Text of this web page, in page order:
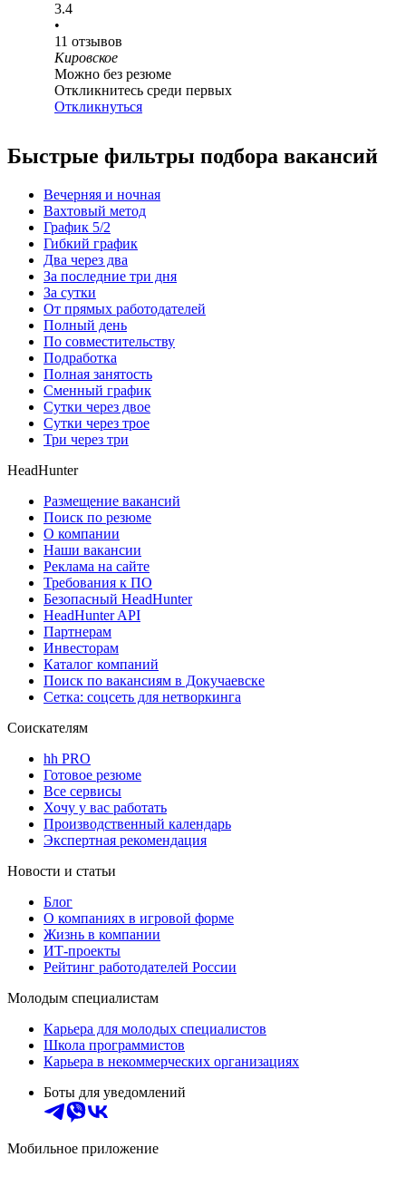
3.4
•
11 отзывов
Кировское
Можно без резюме
Откликнитесь среди первых
Откликнуться
Быстрые фильтры подбора вакансий
Вечерняя и ночная
Вахтовый метод
График 5/2
Гибкий график
Два через два
За последние три дня
За сутки
От прямых работодателей
Полный день
По совместительству
Подработка
Полная занятость
Сменный график
Сутки через двое
Сутки через трое
Три через три
HeadHunter
Размещение вакансий
Поиск по резюме
О компании
Наши вакансии
Реклама на сайте
Требования к ПО
Безопасный HeadHunter
HeadHunter API
Партнерам
Инвесторам
Каталог компаний
Поиск по вакансиям в Докучаевске
Сетка: соцсеть для нетворкинга
Соискателям
hh PRO
Готовое резюме
Все сервисы
Хочу у вас работать
Производственный календарь
Экспертная рекомендация
Новости и статьи
Блог
О компаниях в игровой форме
Жизнь в компании
ИТ-проекты
Рейтинг работодателей России
Молодым специалистам
Карьера для молодых специалистов
Школа программистов
Карьера в некоммерческих организациях
Боты для уведомлений
Мобильное приложение